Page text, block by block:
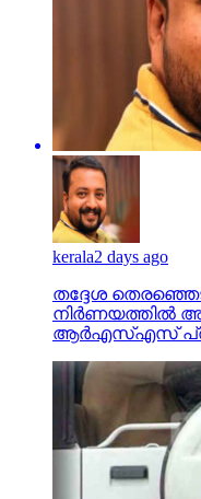
kerala2 days ago
തദ്ദേശ
നിര്‍ണയത്തില്‍
ആര്‍എസ്എസ്